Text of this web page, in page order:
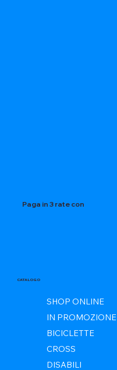
Paga in 3 rate con
CATALOGO
SHOP ONLINE
IN PROMOZIONE
BICICLETTE
CROSS
DISABILI